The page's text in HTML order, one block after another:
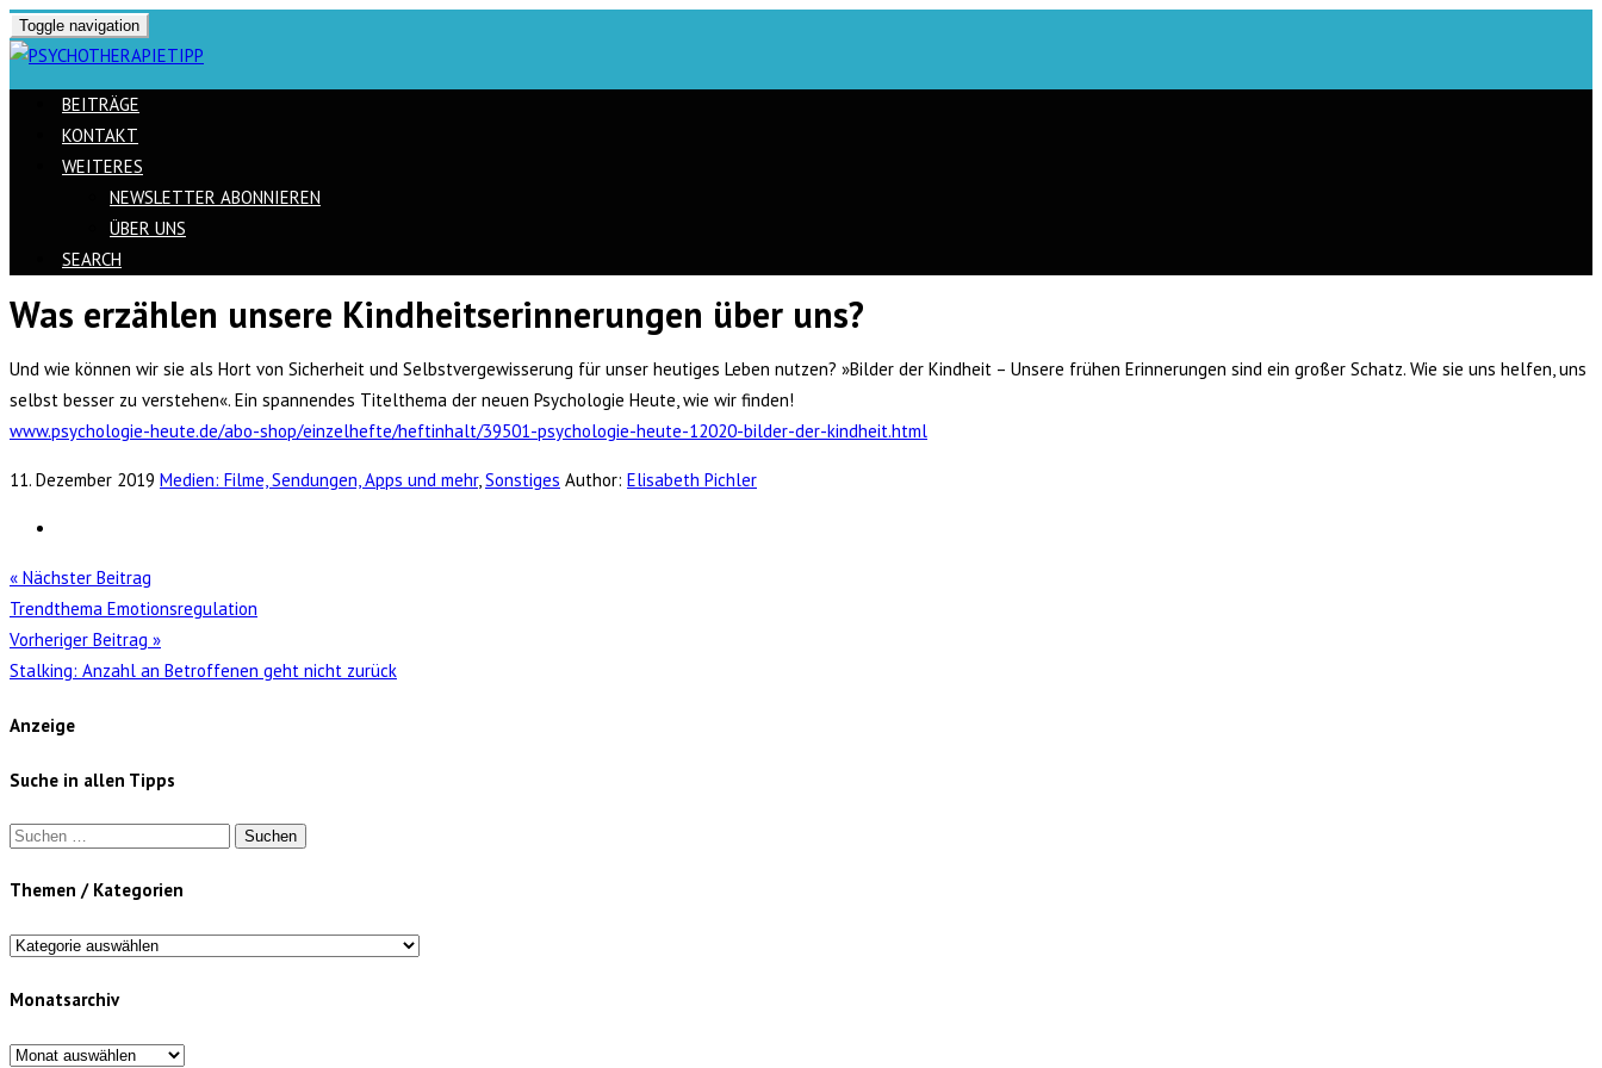
Toggle navigation
BEITRÄGE
KONTAKT
WEITERES
NEWSLETTER ABONNIEREN
ÜBER UNS
SEARCH
Skip
content
Was erzählen unsere Kindheitserinnerungen über uns?
Und wie können wir sie als Hort von Sicherheit und Selbstvergewisserung für unser heutiges Leben nutzen? »Bilder der Kindheit – Unsere frühen Erinnerungen sind ein großer Schatz. Wie sie uns helfen, uns
selbst besser zu verstehen«. Ein spannendes Titelthema der neuen Psychologie Heute, wie wir finden!
www.psychologie-heute.de/abo-shop/einzelhefte/heftinhalt/39501-psychologie-heute-12020-bilder-der-kindheit.html
11. Dezember 2019 Medien: Filme, Sendungen, Apps und mehr,Sonstiges Author: Elisabeth Pichler
« Nächster Beitrag
Trendthema Emotionsregulation
Vorheriger Beitrag »
Stalking: Anzahl an Betroffenen geht nicht zurück
Anzeige
Suche in allen Tipps
Suchen
Themen / Kategorien
Themen
Kategorien
Monatsarchiv
Monatsarchiv